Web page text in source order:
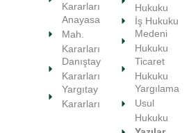
Kararları
Anayasa
Mah.
Kararları
Danıştay
Kararları
Yargıtay
Kararları
Hukuku
İş Hukuku
Medeni
Hukuku
Ticaret
Hukuku
Yargılama
Usul
Hukuku